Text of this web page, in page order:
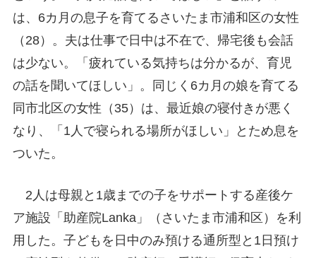
は、6カ月の息子を育てるさいたま市浦和区の女性
（28）。夫は仕事で日中は不在で、帰宅後も会話
は少ない。「疲れている気持ちは分かるが、育児
の話を聞いてほしい」。同じく6カ月の娘を育てる
同市北区の女性（35）は、最近娘の寝付きが悪く
なり、「1人で寝られる場所がほしい」とため息を
ついた。
2人は母親と1歳までの子をサポートする産後ケ
ア施設「助産院Lanka」（さいたま市浦和区）を利
用した。子どもを日中のみ預ける通所型と1日預け